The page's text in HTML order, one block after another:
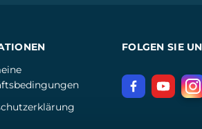
FOLGEN SIE